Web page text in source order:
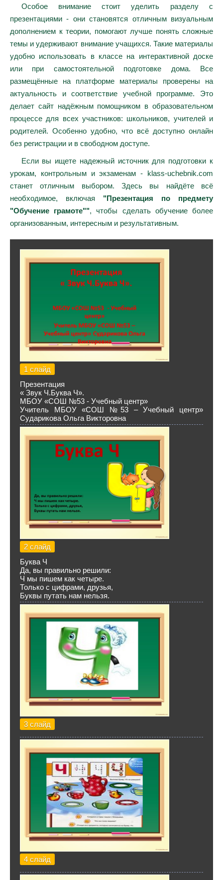
Особое внимание стоит уделить разделу с
презентациями - они становятся отличным визуальным
дополнением к теории, помогают лучше понять сложные
темы и удерживают внимание учащихся. Такие материалы
удобно использовать в классе на интерактивной доске
или при самостоятельной подготовке дома. Все
размещённые на платформе материалы проверены на
актуальность и соответствие учебной программе. Это
делает сайт надёжным помощником в образовательном
процессе для всех участников: школьников, учителей и
родителей. Особенно удобно, что всё доступно онлайн
без регистрации и в свободном доступе.
Если вы ищете надежный источник для подготовки к
урокам, контрольным и экзаменам - klass-uchebnik.com
станет отличным выбором. Здесь вы найдёте всё
необходимое, включая "Презентация по предмету
"Обучение грамоте"", чтобы сделать обучение более
организованным, интересным и результативным.
1 слайд
Презентация
« Звук Ч.Буква Ч».
МБОУ «СОШ №53 - Учебный центр»
Учитель МБОУ «СОШ №53 – Учебный центр»
Сударикова Ольга Викторовна
2 слайд
Буква Ч
Да, вы правильно решили:
Ч мы пишем как четыре.
Только с цифрами, друзья,
Буквы путать нам нельзя.
3 слайд
4 слайд